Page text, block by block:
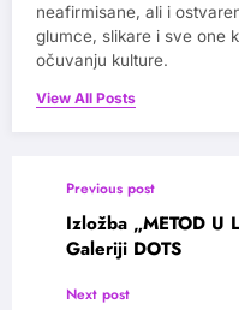
neafirmisane, ali i
glumce, slikare i sve one
očuvanju kulture.
View All Posts
Previous post
Izložba „METOD U
Galeriji DOTS
Next post